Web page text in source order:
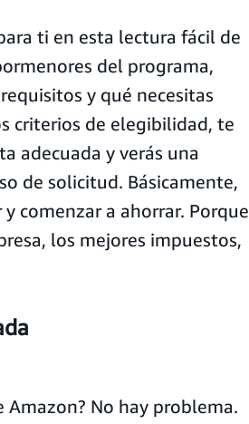
ti en esta lectura fácil de
del programa,
y qué necesitas
criterios de elegibilidad, te
adecuada y verás una
de solicitud. Básicamente,
comenzar a ahorrar. Porque
los mejores impuestos,
Amazon? No hay problema.